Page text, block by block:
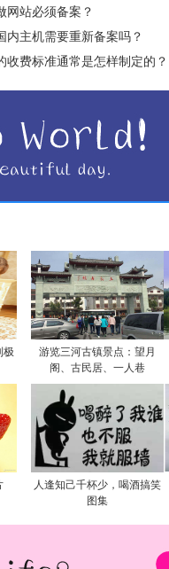
网站必须备案？
内主机需要重新备案吗？
收费标准通常是怎样制定的？
极
游览三河古镇景点：望月
阁、古民居、一人巷
人逢知己千杯少，喝酒搞笑
图集